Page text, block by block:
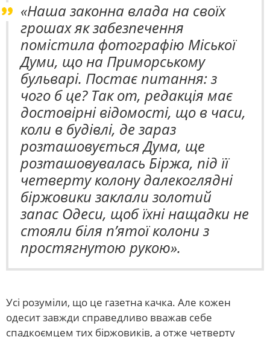
«Наша законна влада на своїх
грошах як забезпечення
помістила фотографію Міської
Думи, що на Приморському
бульварі. Постає питання: з
чого б це? Так от, редакція має
достовірні відомості, що в часи,
коли в будівлі, де зараз
розташовується Дума, ще
розташовувалась Біржа, під її
четверту колону далекоглядні
біржовики заклали золотий
запас Одеси, щоб їхні нащадки не
стояли біля п’ятої колони з
простягнутою рукою».
Усі розуміли, що це газетна качка. Але кожен
одесит завжди справедливо вважав себе
спадкоємцем тих біржовиків, а отже четверту